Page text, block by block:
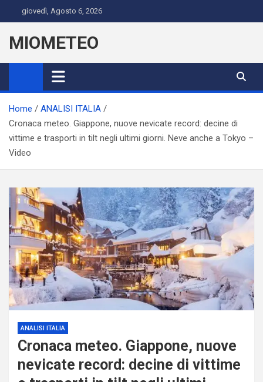
to
content
giovedì, Agosto 6, 2026
MIOMETEO
Home
ANALISI ITALIA
Cronaca meteo. Giappone, nuove nevicate record: decine di
vittime e trasporti in tilt negli ultimi giorni. Neve anche a Tokyo –
Video
ANALISI ITALIA
Cronaca meteo. Giappone, nuove
nevicate record: decine di vittime